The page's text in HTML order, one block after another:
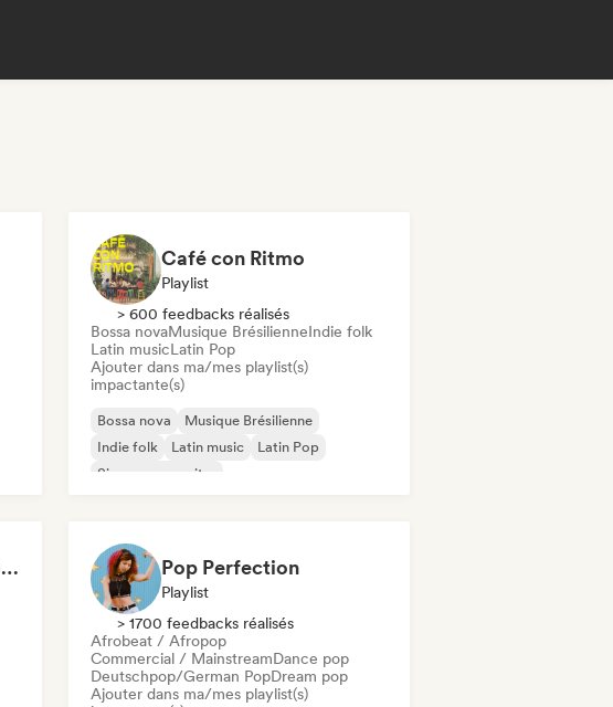
Café con Ritmo
Playlist
> 600 feedbacks réalisés
Bossa novaMusique BrésilienneIndie folk
Latin musicLatin Pop
Ajouter dans ma/mes playlist(s)
impactante(s)
Bossa nova
Musique Brésilienne
Indie folk
Latin music
Latin Pop
Singer-songwriter
Hip-hop that makes you nod in silence Pop Perfection
Playlist
> 1700 feedbacks réalisés
Afrobeat / Afropop
Commercial / MainstreamDance pop
Deutschpop/German PopDream pop
Ajouter dans ma/mes playlist(s)